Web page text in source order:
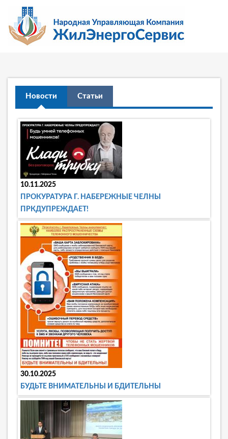
Новости Статьи
10.11.2025
ПРОКУРАТУРА Г. НАБЕРЕЖНЫЕ ЧЕЛНЫ
ПРКДУПРЕЖДАЕТ!
30.10.2025
БУДЬТЕ ВНИМАТЕЛЬНЫ И БДИТЕЛЬНЫ